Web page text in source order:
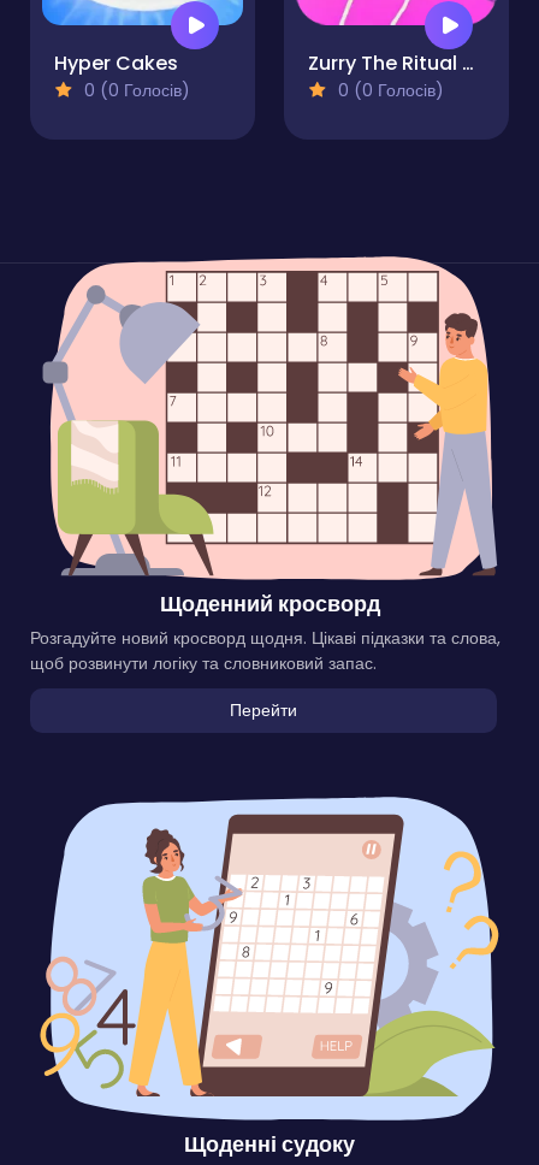
Hyper Cakes
0 (0 Голосів)
Zurry The Ritual Bat
0 (0 Голосів)
Щоденний кросворд
Розгадуйте новий кросворд щодня. Цікаві підказки та слова,
щоб розвинути логіку та словниковий запас.
Перейти
Щоденні судоку